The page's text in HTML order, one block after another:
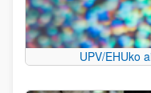
UPV/EHUko